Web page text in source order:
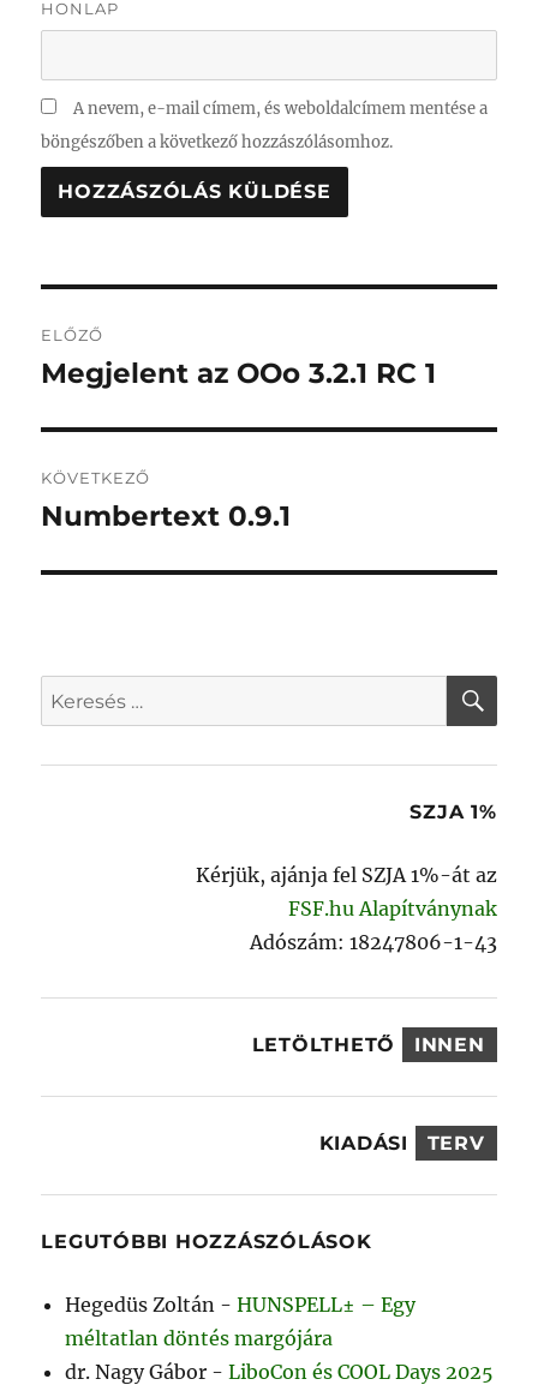
HONLAP
A nevem, e-mail címem, és weboldalcímem mentése a
böngészőben a következő hozzászólásomhoz.
navigáció
ELŐZŐ
Korábbi
Megjelent az OOo 3.2.1 RC 1
KÖVETKEZŐ
Következő
Numbertext 0.9.1
Keresés
a
SZJA 1%
Kérjük, ajánja fel SZJA 1%-át az
FSF.hu Alapítványnak
Adószám: 18247806-1-43
LETÖLTHETŐ INNEN
KIADÁSI TERV
LEGUTÓBBI HOZZÁSZÓLÁSOK
Hegedüs Zoltán -HUNSPELL± – Egy
méltatlan döntés margójára
dr. Nagy Gábor -LiboCon és COOL Days 2025